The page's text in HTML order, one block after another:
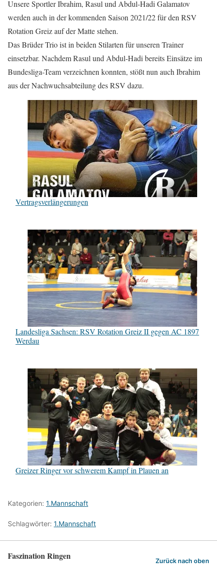
Unsere Sportler Ibrahim, Rasul und Abdul-Hadi Galamatov
werden auch in der kommenden Saison 2021/22 für den RSV
Rotation Greiz auf der Matte stehen.
Das Brüder Trio ist in beiden Stilarten für unseren Trainer
einsetzbar. Nachdem Rasul und Abdul-Hadi bereits Einsätze im
Bundesliga-Team verzeichnen konnten, stößt nun auch Ibrahim
aus der Nachwuchsabteilung des RSV dazu.
Vertragsverlängerungen
Landesliga Sachsen: RSV Rotation Greiz II gegen AC 1897
Werdau
Greizer Ringer vor schwerem Kampf in Plauen an
Kategorien: 1.Mannschaft
Schlagwörter: 1.Mannschaft
Faszination Ringen Zurück nach oben